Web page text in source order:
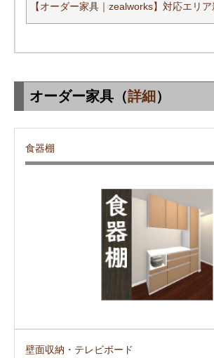
【オーダー家具｜zealworks】対応エリ
オーダー家具（詳細 ）
食器棚
壁面収納・テレビボード